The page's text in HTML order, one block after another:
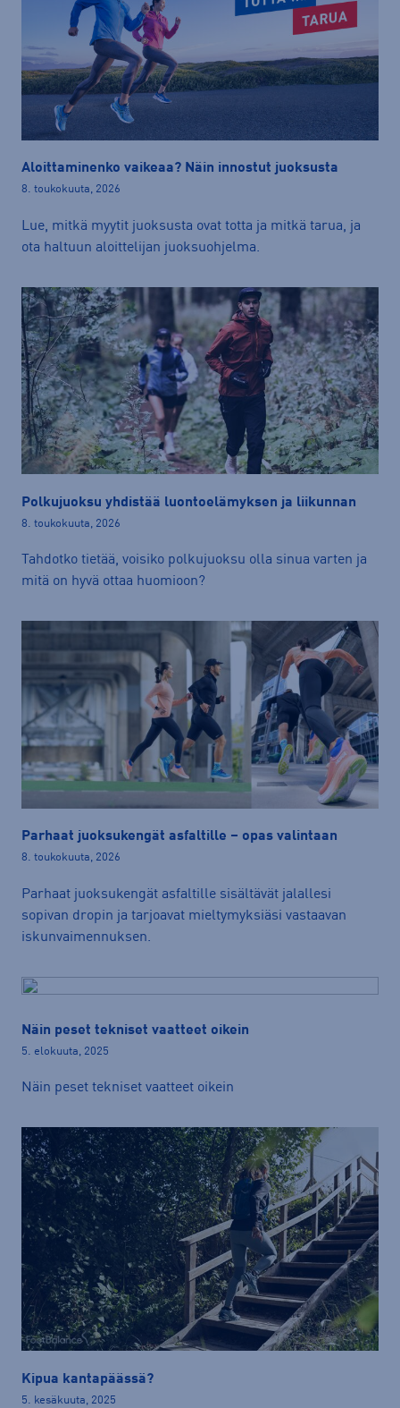
Aloittaminenko vaikeaa? Näin innostut juoksusta
8. toukokuuta, 2026
Lue, mitkä myytit juoksusta ovat totta ja mitkä tarua, ja
ota haltuun aloittelijan juoksuohjelma.
Polkujuoksu yhdistää luontoelämyksen ja liikunnan
8. toukokuuta, 2026
Tahdotko tietää, voisiko polkujuoksu olla sinua varten ja
mitä on hyvä ottaa huomioon?
Parhaat juoksukengät asfaltille – opas valintaan
8. toukokuuta, 2026
Parhaat juoksukengät asfaltille sisältävät jalallesi
sopivan dropin ja tarjoavat mieltymyksiäsi vastaavan
iskunvaimennuksen.
Näin peset tekniset vaatteet oikein
5. elokuuta, 2025
Näin peset tekniset vaatteet oikein
Kipua kantapäässä?
5. kesäkuuta, 2025